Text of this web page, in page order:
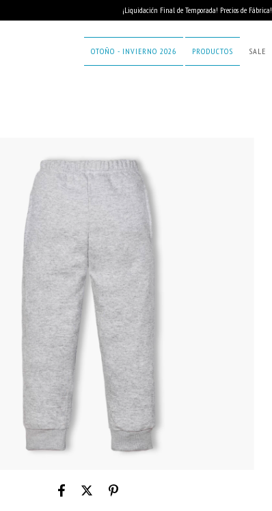
¡Liquidación Final de Temporada! Precios de Fábrica!
OTOÑO - INVIERNO 2026 PRODUCTOS SALE